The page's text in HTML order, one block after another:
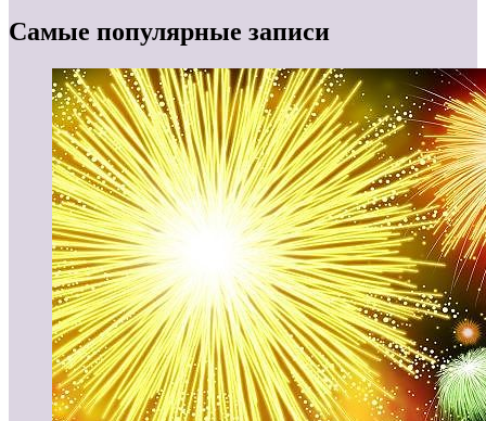
Самые популярные записи